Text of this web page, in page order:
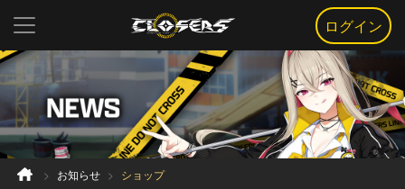
ログイン
お知らせ ショップ